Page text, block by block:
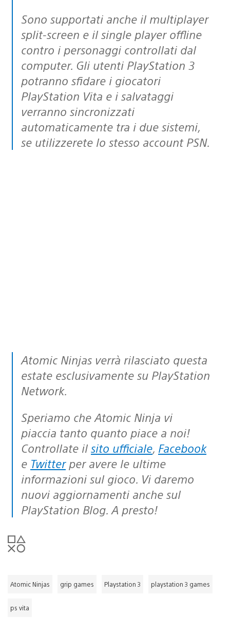
Sono supportati anche il multiplayer
split-screen e il single player offline
contro i personaggi controllati dal
computer. Gli utenti PlayStation 3
potranno sfidare i giocatori
PlayStation Vita e i salvataggi
verranno sincronizzati
automaticamente tra i due sistemi,
se utilizzerete lo stesso account PSN.
Atomic Ninjas verrà rilasciato questa
estate esclusivamente su PlayStation
Network.
Speriamo che Atomic Ninja vi
piaccia tanto quanto piace a noi!
Controllate il sito ufficiale, Facebook
e Twitterper avere le ultime
informazioni sul gioco. Vi daremo
nuovi aggiornamenti anche sul
PlayStation Blog. A presto!
Atomic Ninjas grip games Playstation 3 playstation 3 games
ps vita